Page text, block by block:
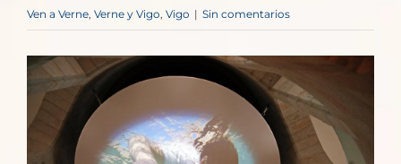
Ven a Verne, Verne y Vigo, Vigo | Sin comentarios
Ver
imagen
más
grande